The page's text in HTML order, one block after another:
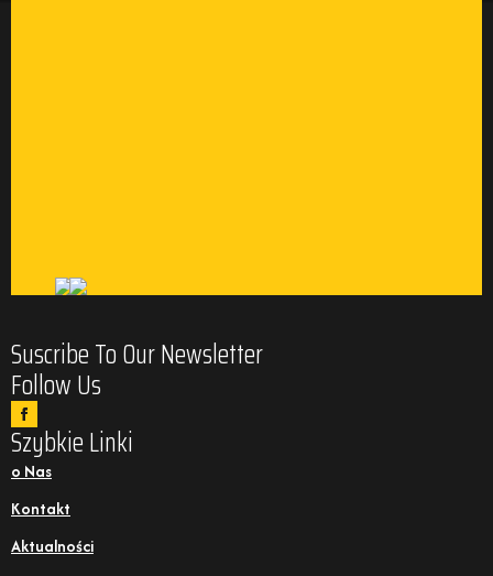
Suscribe To Our Newsletter
Follow Us
Szybkie Linki
o Nas
Kontakt
Aktualności